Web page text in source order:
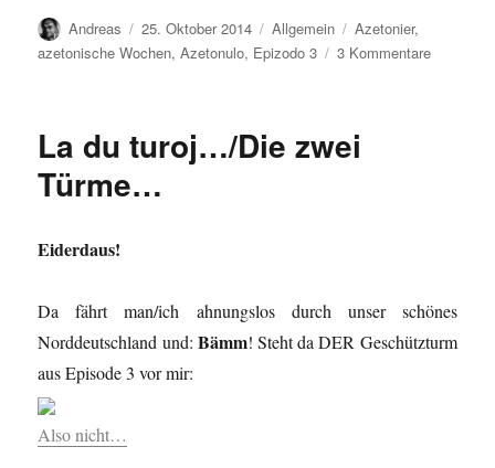
Autor
Andreas
Veröffentlicht
am
25. Oktober 2014 Kategorien
Allgemein Schlagwörter
Azetonier,
azetonische Wochen,Azetonulo, Epizodo 3 3 Kommentarezu
La du turoj…/Die zwei
Türme…
Eiderdaus!
Da fährt man/ich ahnungslos durch unser schönes
Norddeutschland und: Bämm! Steht da DER Geschützturm
aus Episode 3 vor mir:
Also nicht…